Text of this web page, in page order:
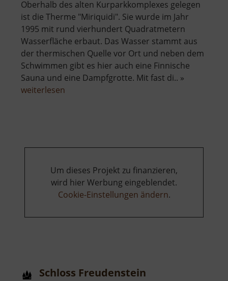
Oberhalb des alten Kurparkkomplexes gelegen
ist die Therme "Miriquidi". Sie wurde im Jahr
1995 mit rund vierhundert Quadratmetern
Wasserfläche erbaut. Das Wasser stammt aus
der thermischen Quelle vor Ort und neben dem
Schwimmen gibt es hier auch eine Finnische
Sauna und eine Dampfgrotte. Mit fast di.. »
weiterlesen
Um dieses Projekt zu finanzieren,
wird hier Werbung eingeblendet.
Cookie-Einstellungen ändern.
Schloss Freudenstein